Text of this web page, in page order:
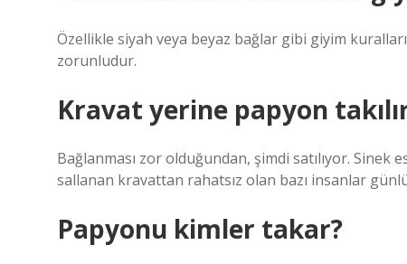
Özellikle siyah veya beyaz bağlar gibi giyim
zorunludur.
Kravat yerine papyon
Bağlanması zor olduğundan, şimdi satılıyor.
sallanan kravattan rahatsız olan bazı insanlar
Papyonu kimler takar?